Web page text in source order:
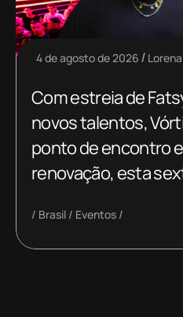
4 de agosto de 2026
Com estreia de
novos talentos,
ponto de encontro
renovação, esta
Brasil Eventos